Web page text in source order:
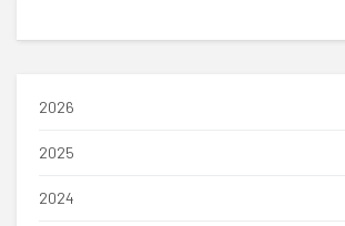
2026
2025
2024